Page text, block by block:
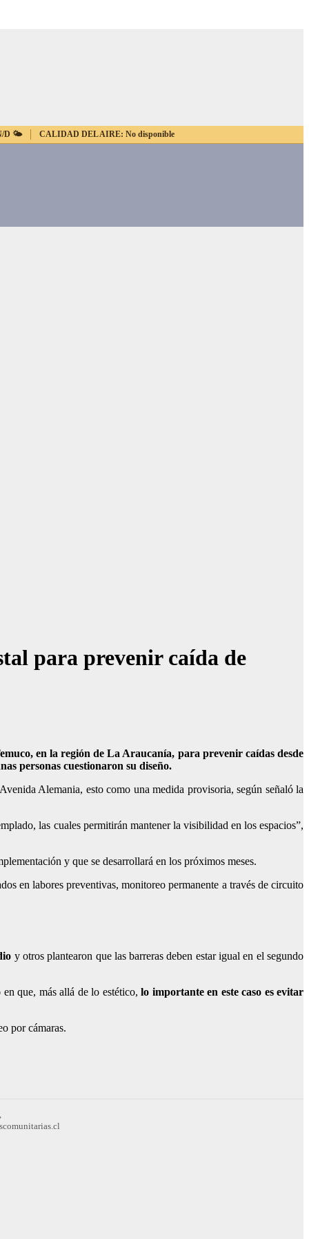
D 🌤️ CALIDAD DEL AIRE: No disponible
para prevenir caída de
en la región de La Araucanía, para prevenir caídas desde
personas cuestionaron su diseño.
Alemania, esto como una medida provisoria, según señaló la
, las cuales permitirán mantener la visibilidad en los espacios”,
y que se desarrollará en los próximos meses.
en labores preventivas, monitoreo permanente a través de circuito
y otros plantearon que las barreras deben estar igual en el segundo
que, más allá de lo estético, lo importante en este caso es evitar
por cámaras.